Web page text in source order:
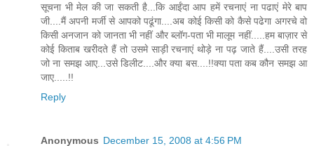
सूचना भी मेल की जा सकती है...कि आईंदा आप हमें रचनाएं ना पढाएं मेरे बाप
जी....मैं अपनी मर्जी से आपको पढूंगा....अब कोई किसी को कैसे पढेगा अगरचे वो
किसी अनजान को जानता भी नहीं और ब्लॉग-पता भी मालूम नहीं.....हम बाज़ार से
कोई किताब खरीदते हैं तो उसमे साड़ी रचनाएं थोड़े ना पढ़ जाते हैं....उसी तरह
जो ना समझ आए...उसे डिलीट....और क्या बस....!!क्या पता कब कौन समझ आ
जाए.....!!
Reply
Anonymous December 15, 2008 at 4:56 PM